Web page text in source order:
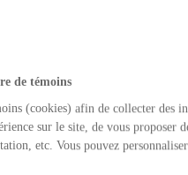
de témoins
(cookies) afin de collecter des
sur le site, de vous proposer
etc. Vous pouvez